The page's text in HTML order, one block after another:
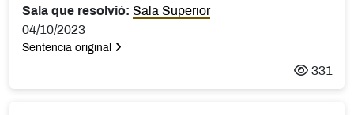
Sala que resolvió: Sala Superior
04/10/2023
Sentencia original
331